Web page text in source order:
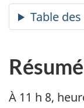
Résumé
À 11 h 8,